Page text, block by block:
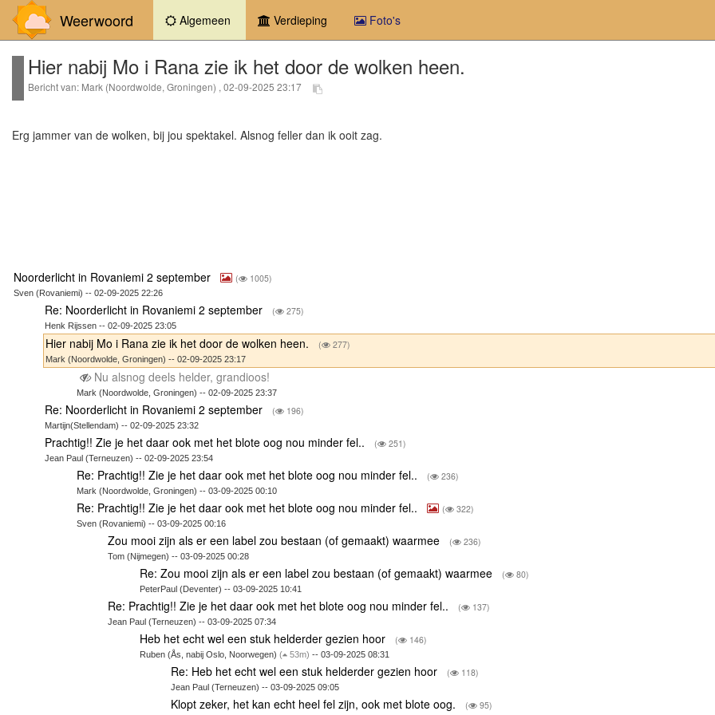
Weerwoord Algemeen (current)Verdieping Foto's
Hier nabij Mo i Rana zie ik het door de wolken heen.
Bericht van: Mark (Noordwolde, Groningen) , 02-09-2025 23:17
Erg jammer van de wolken, bij jou spektakel. Alsnog feller dan ik ooit zag.
Noorderlicht in Rovaniemi 2 september ( 1005)
Sven (Rovaniemi) -- 02-09-2025 22:26
Re: Noorderlicht in Rovaniemi 2 september ( 275)
Henk Rijssen -- 02-09-2025 23:05
Hier nabij Mo i Rana zie ik het door de wolken heen. ( 277)
Mark (Noordwolde, Groningen) -- 02-09-2025 23:17
Nu alsnog deels helder, grandioos!
Mark (Noordwolde, Groningen) -- 02-09-2025 23:37
Re: Noorderlicht in Rovaniemi 2 september ( 196)
Martijn(Stellendam) -- 02-09-2025 23:32
Prachtig!! Zie je het daar ook met het blote oog nou minder fel.. ( 251)
Jean Paul (Terneuzen) -- 02-09-2025 23:54
Re: Prachtig!! Zie je het daar ook met het blote oog nou minder fel.. ( 236)
Mark (Noordwolde, Groningen) -- 03-09-2025 00:10
Re: Prachtig!! Zie je het daar ook met het blote oog nou minder fel.. ( 322)
Sven (Rovaniemi) -- 03-09-2025 00:16
Zou mooi zijn als er een label zou bestaan (of gemaakt) waarmee ( 236)
Tom (Nijmegen) -- 03-09-2025 00:28
Re: Zou mooi zijn als er een label zou bestaan (of gemaakt) waarmee ( 80)
PeterPaul (Deventer) -- 03-09-2025 10:41
Re: Prachtig!! Zie je het daar ook met het blote oog nou minder fel.. ( 137)
Jean Paul (Terneuzen) -- 03-09-2025 07:34
Heb het echt wel een stuk helderder gezien hoor ( 146)
Ruben (Ås, nabij Oslo, Noorwegen) ( 53m) -- 03-09-2025 08:31
Re: Heb het echt wel een stuk helderder gezien hoor ( 118)
Jean Paul (Terneuzen) -- 03-09-2025 09:05
Klopt zeker, het kan echt heel fel zijn, ook met blote oog. ( 95)